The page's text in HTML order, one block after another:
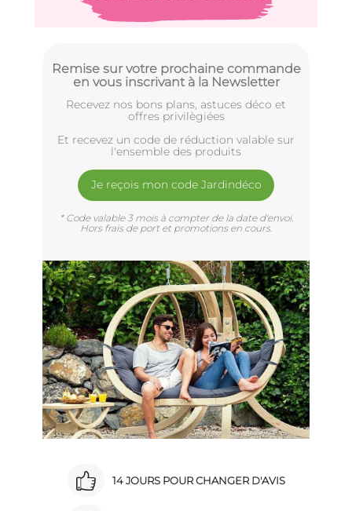
Remise sur votre prochaine commande
en vous inscrivant à la Newsletter
Recevez nos bons plans, astuces déco et
offres privilègiées
Et recevez un code de réduction valable sur
l'ensemble des produits
Je reçois mon code Jardindéco
* Code valable 3 mois à compter de la date d'envoi.
Hors frais de port et promotions en cours.
14 JOURS POUR CHANGER D'AVIS